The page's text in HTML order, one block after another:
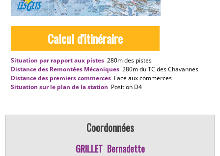
Calcul d'itinéraire
Situation par rapport aux pistes 280mdes pistes
Distance des Remontées Mécaniques 280mdu TC des Chavannes
Distance des premiers commerces Face aux commerces
Situation sur le plan de la station Position D4
Coordonnées
GRILLET Bernadette